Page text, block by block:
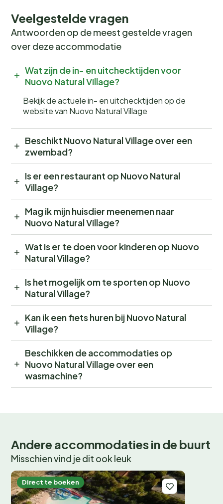
Veelgestelde vragen
Antwoorden op de meest gestelde vragen
over deze accommodatie
Wat zijn de in- en uitchecktijden voor
Nuovo Natural Village?
Bekijk de actuele in- en uitchecktijden op de
website van Nuovo Natural Village
Beschikt Nuovo Natural Village over een
zwembad?
Is er een restaurant op Nuovo Natural
Village?
Mag ik mijn huisdier meenemen naar
Nuovo Natural Village?
Wat is er te doen voor kinderen op Nuovo
Natural Village?
Is het mogelijk om te sporten op Nuovo
Natural Village?
Kan ik een fiets huren bij Nuovo Natural
Village?
Beschikken de accommodaties op
Nuovo Natural Village over een
wasmachine?
Andere accommodaties in de buurt
Misschien vind je dit ook leuk
Direct te boeken